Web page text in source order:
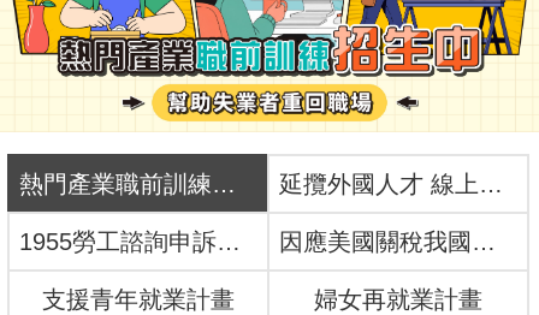
本
署
訊
熱門產業職前訓練招生中 延攬外國人才 線上一網搞定！
1955勞工諮詢申訴專線 因應美國關稅我國出口供應鏈支持方案
支援青年就業計畫 婦女再就業計畫